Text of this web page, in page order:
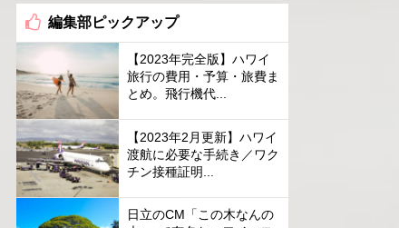
編集部ピックアップ
【2023年完全版】ハワイ
旅行の費用・予算・旅費ま
とめ。飛行機代...
【2023年2月更新】ハワイ
渡航に必要な手続き／ワク
チン接種証明...
日立のCM「この木なんの